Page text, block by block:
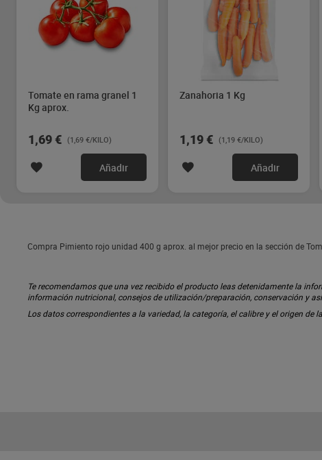
Tomate en rama granel 1
Kg aprox.
1,69 € (1,69 €/KILO)
Añadir
Zanahoria 1 Kg
1,19 € (1,19 €/KILO)
Añadir
Compra Pimiento rojo unidad 400 g aprox. al mejor precio en la sección de
Te recomendamos que una vez recibido el producto leas detenidamente la
información nutricional, consejos de utilización/preparación, conservación y
Los datos correspondientes a la variedad, la categoría, el calibre y el origen de